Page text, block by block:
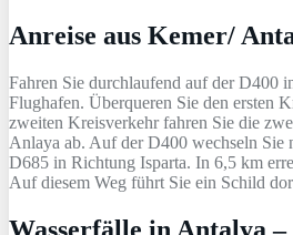
Anreise aus Kemer/
Fahren Sie durchlaufend auf der D400
Flughafen. Überqueren Sie den ersten
zweiten Kreisverkehr fahren Sie die
Anlaya ab. Auf der D400 wechseln Sie
D685 in Richtung Isparta. In 6,5 km
Auf diesem Weg führt Sie ein Schild